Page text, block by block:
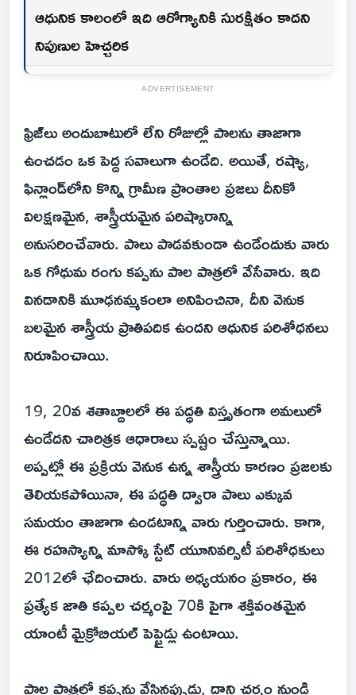
ఆధునిక కాలంలో ఇది ఆరోగ్యానికి సురక్షితం కాదని
నిపుణుల హెచ్చరిక
ADVERTISEMENT
ఫ్రిజ్‌లు అందుబాటులో లేని రోజుల్లో పాలను తాజాగా
ఉంచడం ఒక పెద్ద సవాలుగా ఉండేది. అయితే, రష్యా,
ఫిన్లాండ్‌లోని కొన్ని గ్రామీణ ప్రాంతాల ప్రజలు దీనికో
విలక్షణమైన, శాస్త్రీయమైన పరిష్కారాన్ని
అనుసరించేవారు. పాలు పాడవకుండా ఉండేందుకు వారు
ఒక గోధుమ రంగు కప్పను పాల పాత్రలో వేసేవారు. ఇది
వినడానికి మూఢనమ్మకంలా అనిపించినా, దీని వెనుక
బలమైన శాస్త్రీయ ప్రాతిపదిక ఉందని ఆధునిక పరిశోధనలు
నిరూపించాయి.
19, 20వ శతాబ్దాలలో ఈ పద్ధతి విస్తృతంగా అమలులో
ఉండేదని చారిత్రక ఆధారాలు స్పష్టం చేస్తున్నాయి.
అప్పట్లో ఈ ప్రక్రియ వెనుక ఉన్న శాస్త్రీయ కారణం ప్రజలకు
తెలియకపోయినా, ఈ పద్ధతి ద్వారా పాలు ఎక్కువ
సమయం తాజాగా ఉండటాన్ని వారు గుర్తించారు. కాగా,
ఈ రహస్యాన్ని మాస్కో స్టేట్ యూనివర్సిటీ పరిశోధకులు
2012లో ఛేదించారు. వారు అధ్యయనం ప్రకారం, ఈ
ప్రత్యేక జాతి కప్పల చర్మంపై 70కి పైగా శక్తివంతమైన
యాంటీ మైక్రోబియల్ పెప్టైడ్లు ఉంటాయి.
పాల పాత్రలో కప్పను వేసినప్పుడు, దాని చర్మం నుండి